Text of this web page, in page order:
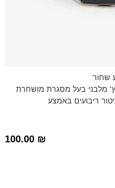
שחור
מלבני בעל מסגרת מושחרת
ריבועים באמצע
בעיה, פשוט פותחים את האבזם
100.00 ₪